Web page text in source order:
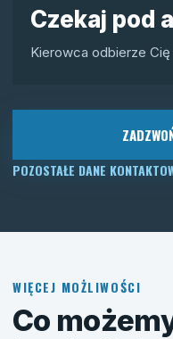
Czekaj pod
Kierowca odbierze
POZOSTAŁE DANE
WIĘCEJ MOŻLIWOŚCI
Co